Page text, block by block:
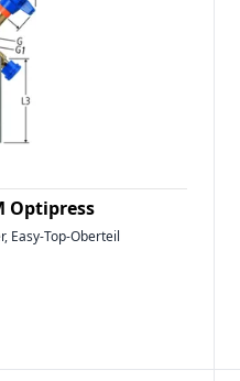
Optipress
Easy-Top-Oberteil